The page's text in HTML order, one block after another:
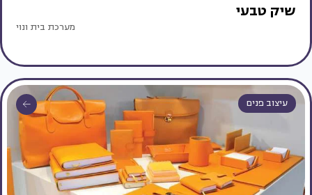
שיק טבעי
מערכת בית ונוי
עיצוב פנים